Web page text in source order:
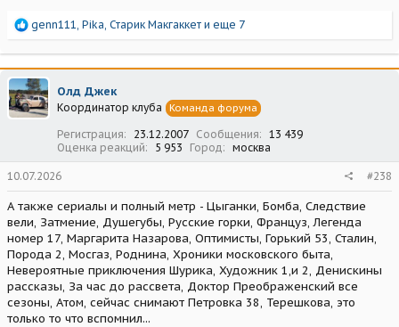
Р
а
к
ц
и
и
genn111, Pika, Старик Макгаккет и еще 7
Олд Джек
Координатор клуба Команда форума
Регистрация 23.12.2007 Сообщения
13 439
Оценка реакций
5 953 Город москва
10.07.2026 #238
А также сериалы и полный метр - Цыганки, Бомба, Следствие
вели, Затмение, Душегубы, Русские горки, Француз, Легенда
номер 17, Маргарита Назарова, Оптимисты, Горький 53, Сталин,
Порода 2, Мосгаз, Роднина, Хроники московского быта,
Невероятные приключения Шурика, Художник 1,и 2, Денискины
рассказы, За час до рассвета, Доктор Преображенский все
сезоны, Атом, сейчас снимают Петровка 38, Терешкова, это
только то что вспомнил...